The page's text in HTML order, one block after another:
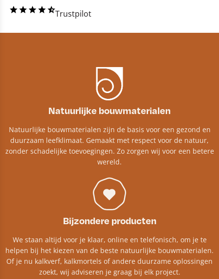
Trustpilot
Natuurlijke bouwmaterialen
Natuurlijke bouwmaterialen zijn de basis voor een gezond en
duurzaam leefklimaat. Gemaakt met respect voor de natuur,
zonder schadelijke toevoegingen. Zo zorgen wij voor een betere
wereld.
Bijzondere producten
We staan altijd voor je klaar, online en telefonisch, om je te
helpen bij het kiezen van de beste natuurlijke bouwmaterialen.
Of je nu kalkverf, kalkmortels of andere duurzame oplossingen
zoekt, wij adviseren je graag bij elk project.​